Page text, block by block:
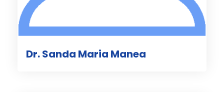
Dr. Sanda Maria Manea